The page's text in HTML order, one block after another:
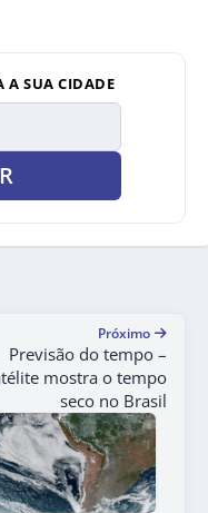
A SUA CIDADE
Próximo
Previsão do tempo –
mostra o tempo
seco no Brasil